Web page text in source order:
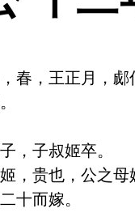
春，王正月，郕
，子叔姬卒。
，贵也，公之
十而嫁。